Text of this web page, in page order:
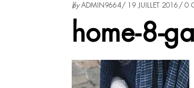
byADMIN9664 19 JUILLET 2016 0
home-8-